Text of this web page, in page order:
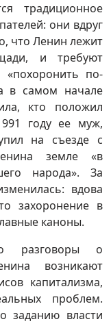
традиционное
они вдруг
что Ленин лежит
и требуют
по-
в самом начале
кто положил
году ее муж,
на съезде с
земле «в
народа». За
вдова
захоронение в
каноны.
разговоры о
возникают
капитализма,
проблем.
заданию власти